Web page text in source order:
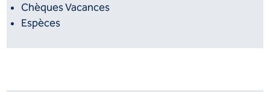
Chèques Vacances
Espèces